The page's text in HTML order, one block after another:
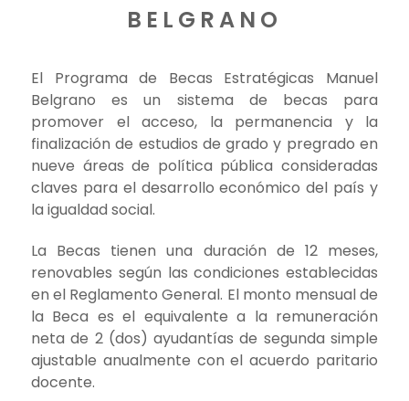
BELGRANO
El Programa de Becas Estratégicas Manuel
Belgrano es un sistema de becas para
promover el acceso, la permanencia y la
finalización de estudios de grado y pregrado en
nueve áreas de política pública consideradas
claves para el desarrollo económico del país y
la igualdad social.
La Becas tienen una duración de 12 meses,
renovables según las condiciones establecidas
en el Reglamento General. El monto mensual de
la Beca es el equivalente a la remuneración
neta de 2 (dos) ayudantías de segunda simple
ajustable anualmente con el acuerdo paritario
docente.